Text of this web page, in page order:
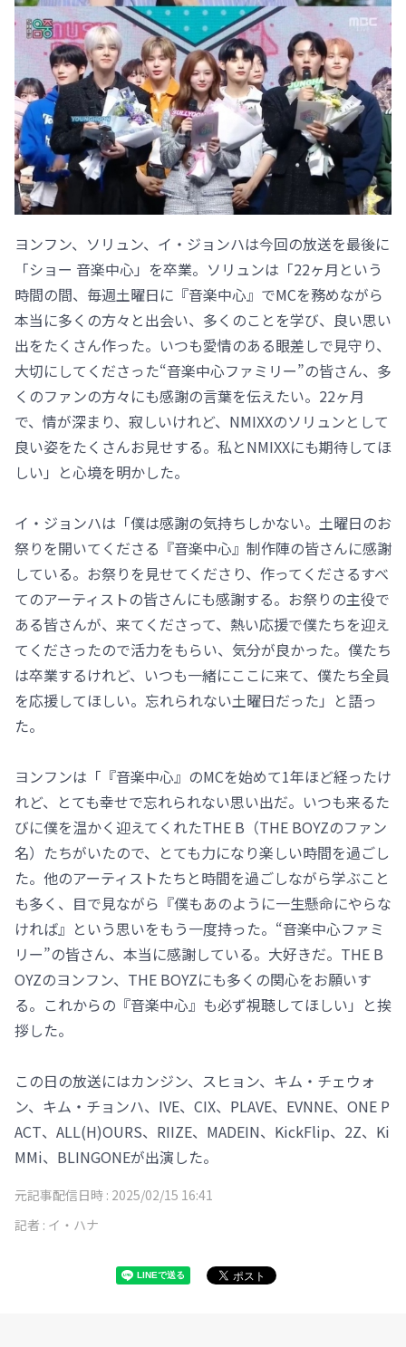
ヨンフン、ソリュン、イ・ジョンハは今回の放送を最後に
「ショー 音楽中心」を卒業。ソリュンは「22ヶ月という
時間の間、毎週土曜日に『音楽中心』でMCを務めながら
本当に多くの方々と出会い、多くのことを学び、良い思い
出をたくさん作った。いつも愛情のある眼差しで見守り、
大切にしてくださった“音楽中心ファミリー”の皆さん、多
くのファンの方々にも感謝の言葉を伝えたい。22ヶ月
で、情が深まり、寂しいけれど、NMIXXのソリュンとして
良い姿をたくさんお見せする。私とNMIXXにも期待してほ
しい」と心境を明かした。
イ・ジョンハは「僕は感謝の気持ちしかない。土曜日のお
祭りを開いてくださる『音楽中心』制作陣の皆さんに感謝
している。お祭りを見せてくださり、作ってくださるすべ
てのアーティストの皆さんにも感謝する。お祭りの主役で
ある皆さんが、来てくださって、熱い応援で僕たちを迎え
てくださったので活力をもらい、気分が良かった。僕たち
は卒業するけれど、いつも一緒にここに来て、僕たち全員
を応援してほしい。忘れられない土曜日だった」と語っ
た。
ヨンフンは「『音楽中心』のMCを始めて1年ほど経ったけ
れど、とても幸せで忘れられない思い出だ。いつも来るた
びに僕を温かく迎えてくれたTHE B（THE BOYZのファン
名）たちがいたので、とても力になり楽しい時間を過ごし
た。他のアーティストたちと時間を過ごしながら学ぶこと
も多く、目で見ながら『僕もあのように一生懸命にやらな
ければ』という思いをもう一度持った。“音楽中心ファミ
リー”の皆さん、本当に感謝している。大好きだ。THE B
OYZのヨンフン、THE BOYZにも多くの関心をお願いす
る。これからの『音楽中心』も必ず視聴してほしい」と挨
拶した。
この日の放送にはカンジン、スヒョン、キム・チェウォ
ン、キム・チョンハ、IVE、CIX、PLAVE、EVNNE、ONE P
ACT、ALL(H)OURS、RIIZE、MADEIN、KickFlip、2Z、Ki
MMi、BLINGONEが出演した。
元記事配信日時 : 2025/02/15 16:41
記者 : イ・ハナ